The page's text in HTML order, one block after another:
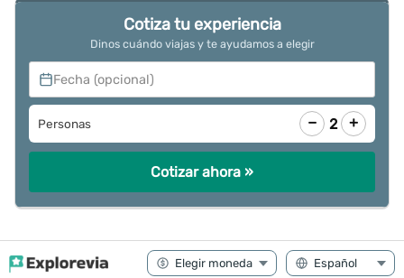
Cotiza tu experiencia
Dinos cuándo viajas y te ayudamos a elegir
Fecha (opcional)
Personas − 2 +
Cotizar ahora »